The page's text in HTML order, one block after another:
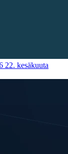
22. kesäkuuta